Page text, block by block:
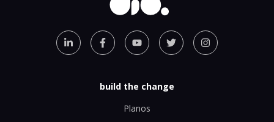
build the change
Planos